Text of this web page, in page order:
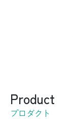
Product
プロダクト